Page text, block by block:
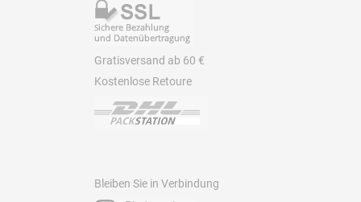
Gratisversand ab 60 €
Kostenlose Retoure
Bleiben Sie in Verbindung